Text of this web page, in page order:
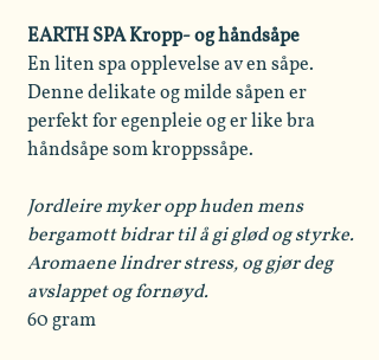
EARTH SPA Kropp- og håndsåpe
En liten spa opplevelse av en såpe.
Denne delikate og milde såpen er
perfekt for egenpleie og er like bra
håndsåpe som kroppssåpe.
Jordleire myker opp huden mens
bergamott bidrar til å gi glød og styrke.
Aromaene lindrer stress, og gjør deg
avslappet og fornøyd.
60 gram